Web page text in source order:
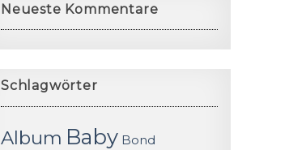
Neueste Kommentare
Schlagwörter
Album Baby Bond